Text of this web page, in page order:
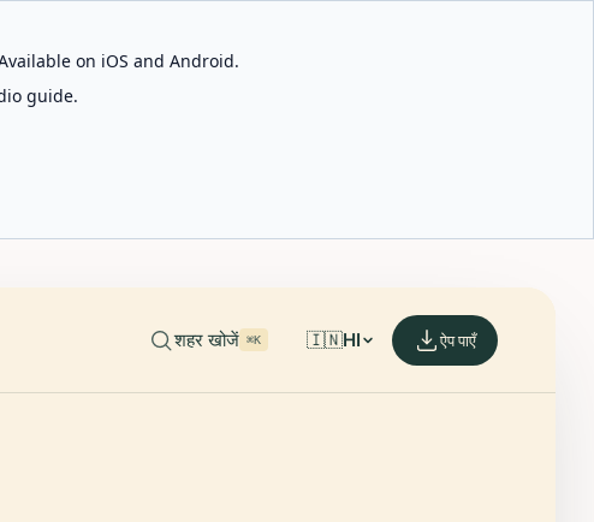
on iOS and Android.
guide.
शहर खोजें ⌘K 🇮🇳HI ऐप पाएँ